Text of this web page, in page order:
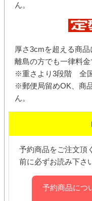
ん。
厚さ3cmを超える商品
離島の方でも一律料金
※重さより3段階 全国
※郵便局留めOK、商
ん。
予約商品をご注文頂く
前に必ずお読み下さ
予約商品につ